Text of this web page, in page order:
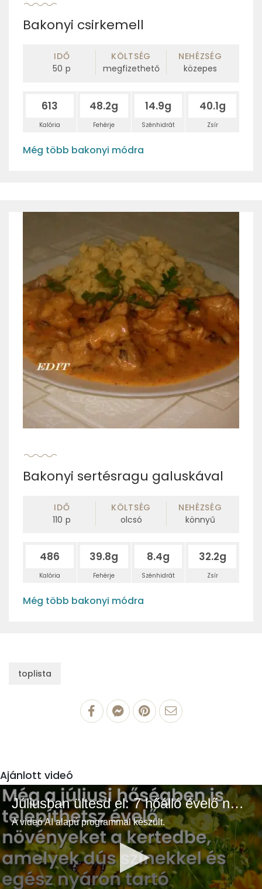
Bakonyi csirkemell
IDŐ
50 p
KÖLTSÉG
megfizethető
NEHÉZSÉG
közepes
613
Kalória
48.2g
Fehérje
14.9g
Szénhidrát
40.1g
Zsír
Még több bakonyi módra
Bakonyi sertésragu galuskával
IDŐ
110 p
KÖLTSÉG
olcsó
NEHÉZSÉG
könnyű
486
Kalória
39.8g
Fehérje
8.4g
Szénhidrát
32.2g
Zsír
Még több bakonyi módra
toplista
Ajánlott videó
Júliusban ültesd el: 7 hőálló évelő növény a színes és buja kertért
A videó AI alapú programmal készült.